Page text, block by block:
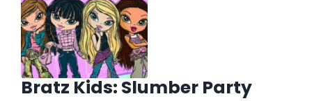
Bratz Kids: Slumber Party